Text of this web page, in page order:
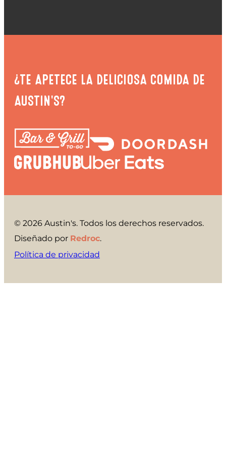
¿TE APETECE LA DELICIOSA COMIDA DE
AUSTIN'S?
© 2026 Austin's. Todos los derechos reservados.
Diseñado por Redroc.
Política de privacidad